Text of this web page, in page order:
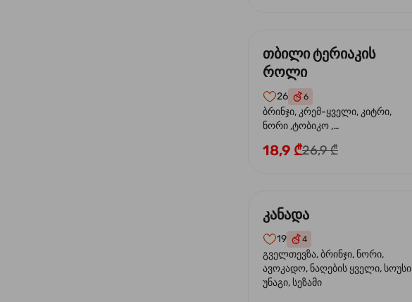
თბილი ტერიაკის
როლი
26 6
ბრინჯი, კრემ-ყველი, კიტრი,
ნორი ,ტობიკო ,
სეზამი, ტერიაკის სოუსი
18,9 ₾26,9 ₾
კანადა
19 4
გველთევზა, ბრინჯი, ნორი,
ავოკადო, ნაღების ყველი, სოუსი
უნაგი, სეზამი